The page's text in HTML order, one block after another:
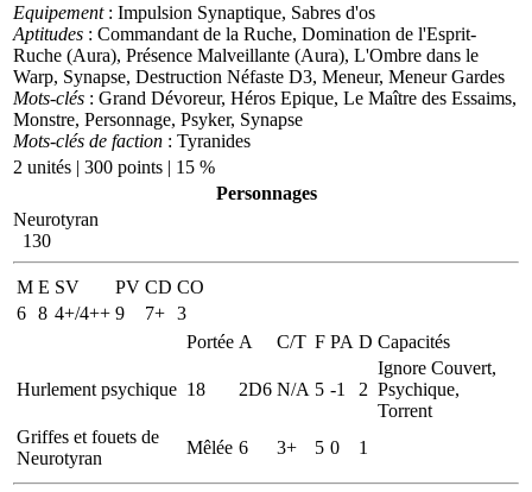
Equipement: Impulsion Synaptique, Sabres d'os
Aptitudes : Commandant de la Ruche, Domination de l'Esprit-
Ruche (Aura), Présence Malveillante (Aura), L'Ombre dans le
Warp, Synapse, Destruction Néfaste D3, Meneur, Meneur Gardes
Mots-clés : Grand Dévoreur, Héros Epique, Le Maître des Essaims,
Monstre, Personnage, Psyker, Synapse
Mots-clés de faction : Tyranides
2 unités | 300 points | 15 %
Personnages
Neurotyran
130
M E SV PV CD CO
6 8 4+/4++ 9 7+ 3
Portée A C/T F PA D Capacités
Hurlement psychique 18 2D6 N/A 5 -1 2
Ignore Couvert,
Psychique,
Torrent
Griffes et fouets de
Neurotyran
Mêlée 6 3+ 5 0 1